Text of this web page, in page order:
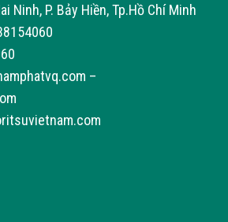
Ninh, P. Bảy Hiền, Tp.Hồ Chí Minh
–